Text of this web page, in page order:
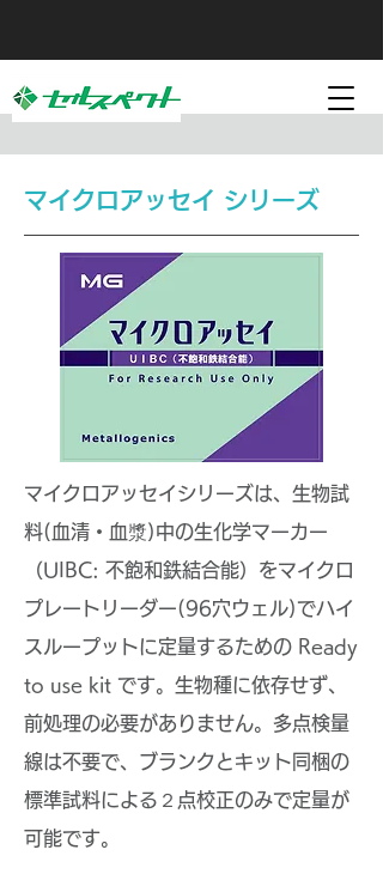
マイクロアッセイ シリーズ
マイクロアッセイシリーズは、生物試
料(血清・血漿)中の生化学マーカー
（UIBC: 不飽和鉄結合能）をマイクロ
プレートリーダー(96穴ウェル)でハイ
スループットに定量するための Ready
to use kit です。生物種に依存せず、
前処理の必要がありません。多点検量
線は不要で、ブランクとキット同梱の
標準試料による２点校正のみで定量が
可能です。